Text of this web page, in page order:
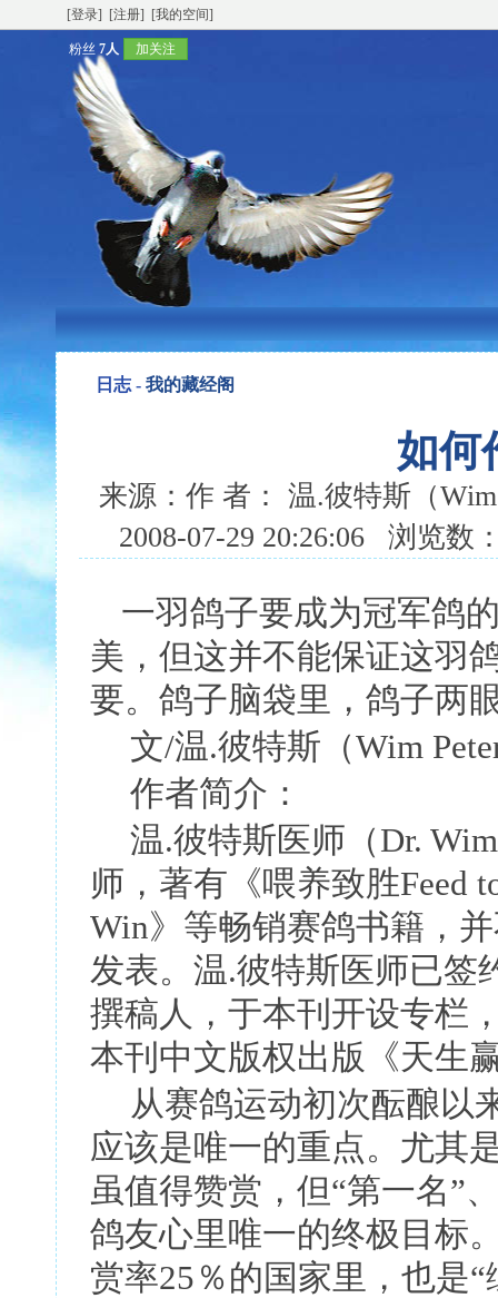
[登录] [注册] [我的空间]
粉丝 7人 加关注
日志 - 我的藏经阁
如何
来源：作 者： 温.彼特斯（
2008-07-29 20:26:06 浏览数
一羽鸽子要成为冠军鸽
美，但这并不能保证这羽
要。鸽子脑袋里，鸽子两
文/温.彼特斯（Wim
作者简介：
温.彼特斯医师（Dr.
师，著有《喂养致胜Feed
Win》等畅销赛鸽书籍，
发表。温.彼特斯医师已签
撰稿人，于本刊开设专栏
本刊中文版权出版《天生
从赛鸽运动初次酝酿以
应该是唯一的重点。尤其
虽值得赞赏，但“第一名”
鸽友心里唯一的终极目标
赏率25 ％的国家里，也是“